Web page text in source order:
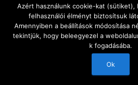
KEZDŐLAP QUALITY VINYL PROJECTS
AJÁNLATKÉRÉS KAPCSOLAT
Hestia | Fejlesztő:
Azért használunk cookie-kat (sütiket),
felhasználói élményt biztosítsuk
Amennyiben a beállítások módosítása
tekintjük, hogy beleegyezel a
k fogadásába.
Ok